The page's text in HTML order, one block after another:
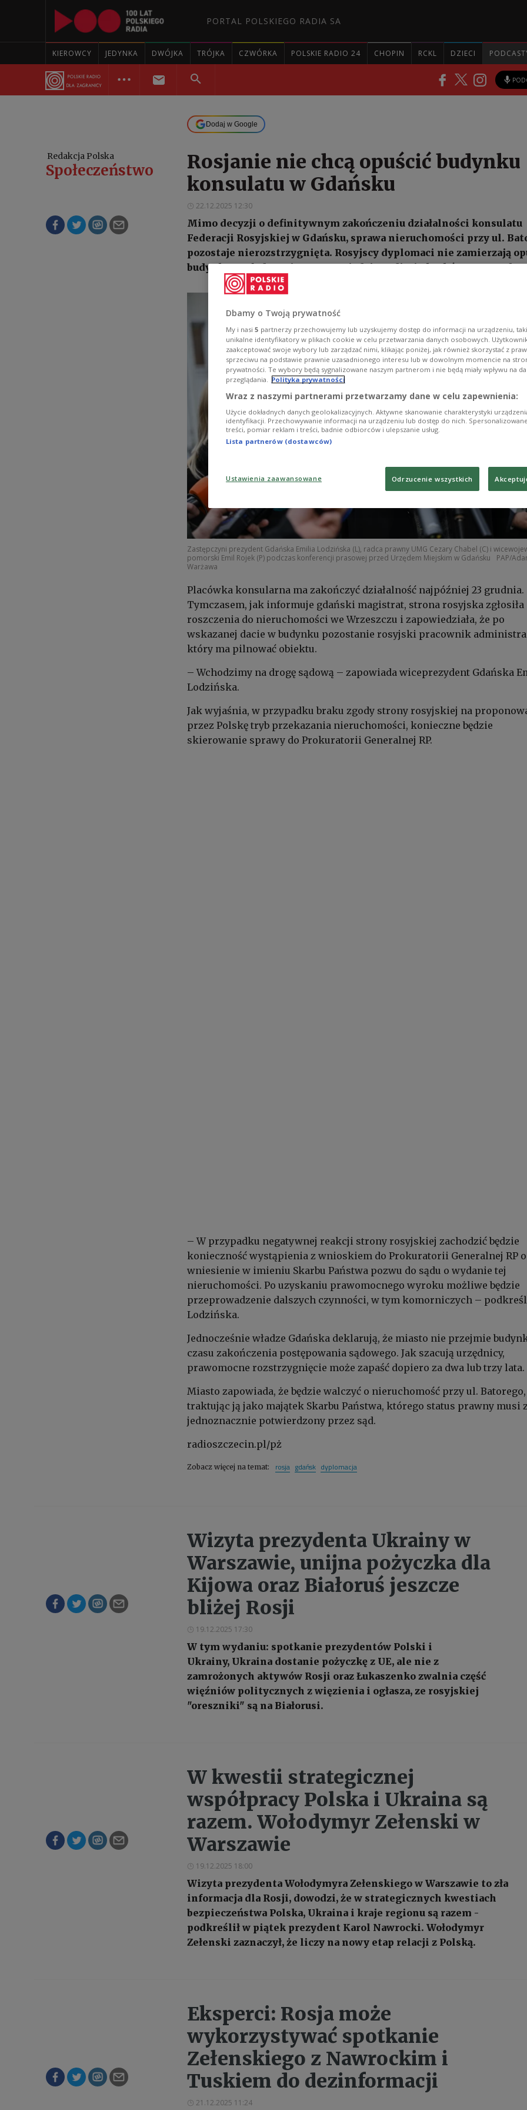
PORTAL POLSKIEGO RADIA SA
KIEROWCY JEDYNKA DWÓJKA TRÓJKA CZWÓRKA POLSKIE RADIO 24 CHOPIN RCKL DZIECI
Dodaj w Google
Redakcja Polska
Społeczeństwo
Rosjanie nie chcą opuścić budynku
konsulatu w Gdańsku
22.12.2025 12:30
Mimo decyzji o definitywnym zakończeniu działalności konsulatu
Federacji Rosyjskiej w Gdańsku, sprawa nieruchomości przy ul.
pozostaje nierozstrzygnięta. Rosyjscy dyplomaci nie zamierzają
budynku, a władze miasta zapowiadają podjęcie kroków prawnych.
Zastępczyni prezydent Gdańska Emilia Lodzińska (L), radca prawny UMG Cezary Chabel (C) i
pomorski Emil Rojek (P) podczas konferencji prasowej przed Urzędem Miejskim w Gdańsku
PAP/
Warżawa
Placówka konsularna ma zakończyć działalność najpóźniej 23 grudnia.
Tymczasem, jak informuje gdański magistrat, strona rosyjska zgłosiła
roszczenia do nieruchomości we Wrzeszczu i zapowiedziała, że po
wskazanej dacie w budynku pozostanie rosyjski pracownik
który ma pilnować obiektu.
– Wchodzimy na drogę sądową – zapowiada wiceprezydent Gdańska
Lodzińska.
Jak wyjaśnia, w przypadku braku zgody strony rosyjskiej na
przez Polskę tryb przekazania nieruchomości, konieczne będzie
skierowanie sprawy do Prokuratorii Generalnej RP.
– W przypadku negatywnej reakcji strony rosyjskiej zachodzić będzie
konieczność wystąpienia z wnioskiem do Prokuratorii Generalnej RP o
wniesienie w imieniu Skarbu Państwa pozwu do sądu o wydanie tej
nieruchomości. Po uzyskaniu prawomocnego wyroku możliwe będzie
przeprowadzenie dalszych czynności, w tym komorniczych –
Lodzińska.
Jednocześnie władze Gdańska deklarują, że miasto nie przejmie
czasu zakończenia postępowania sądowego. Jak szacują urzędnicy,
prawomocne rozstrzygnięcie może zapaść dopiero za dwa lub trzy lata.
Miasto zapowiada, że będzie walczyć o nieruchomość przy ul. Batorego,
traktując ją jako majątek Skarbu Państwa, którego status prawny musi
jednoznacznie potwierdzony przez sąd.
radioszczecin.pl/pż
Zobacz więcej na temat: rosja gdańsk dyplomacja
Wizyta prezydenta Ukrainy w
Warszawie, unijna pożyczka dla
Kijowa oraz Białoruś jeszcze
bliżej Rosji
19.12.2025 17:30
W tym wydaniu: spotkanie prezydentów Polski i
Ukrainy, Ukraina dostanie pożyczkę z UE, ale nie z
zamrożonych aktywów Rosji oraz Łukaszenko zwalnia część
więźniów politycznych z więzienia i ogłasza, ze rosyjskiej
"oreszniki" są na Białorusi.
W kwestii strategicznej
współpracy Polska i Ukraina są
razem. Wołodymyr Zełenski w
Warszawie
19.12.2025 18:00
Wizyta prezydenta Wołodymyra Zełenskiego w Warszawie to zła
informacja dla Rosji, dowodzi, że w strategicznych kwestiach
bezpieczeństwa Polska, Ukraina i kraje regionu są razem -
podkreślił w piątek prezydent Karol Nawrocki. Wołodymyr
Zełenski zaznaczył, że liczy na nowy etap relacji z Polską.
Eksperci: Rosja może
wykorzystywać spotkanie
Zełenskiego z Nawrockim i
Tuskiem do dezinformacji
21.12.2025 11:24
Dbamy o Twoją prywatność
My i nasi 5 partnerzy przechowujemy lub uzyskujemy dostęp do informacji na urządzeniu,
unikalne identyfikatory w plikach cookie w celu przetwarzania danych osobowych.
zaakceptować swoje wybory lub zarządzać nimi, klikając poniżej, jak również skorzystać z
sprzeciwu na podstawie prawnie uzasadnionego interesu lub w dowolnym momencie na
prywatności. Te wybory będą sygnalizowane naszym partnerom i nie będą miały wpływu na
przeglądania. Polityka prywatności
Wraz z naszymi partnerami przetwarzamy dane w celu zapewnienia:
Użycie dokładnych danych geolokalizacyjnych. Aktywne skanowanie charakterystyki
identyfikacji. Przechowywanie informacji na urządzeniu lub dostęp do nich.
treści, pomiar reklam i treści, badnie odbiorców i ulepszanie usług.
Lista partnerów (dostawców)
Ustawienia zaawansowane Odrzucenie wszystkich